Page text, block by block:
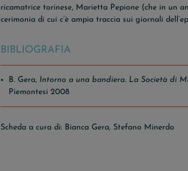
ricamatrice torinese, Marietta Pepione (che in un
cerimonia di cui c’è ampia traccia sui giornali
BIBLIOGRAFIA
B. Gera, Intorno a una bandiera. La Società di
Piemontesi 2008
Scheda a cura di: Bianca Gera, Stefano Minerdo